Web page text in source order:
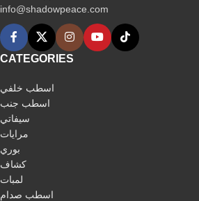
info@shadowpeace.com
CATEGORIES
اسطب خلفي
اسطب جنب
سيفاتي
مرايات
بوري
كشاف
لمبات
اسطب صدام